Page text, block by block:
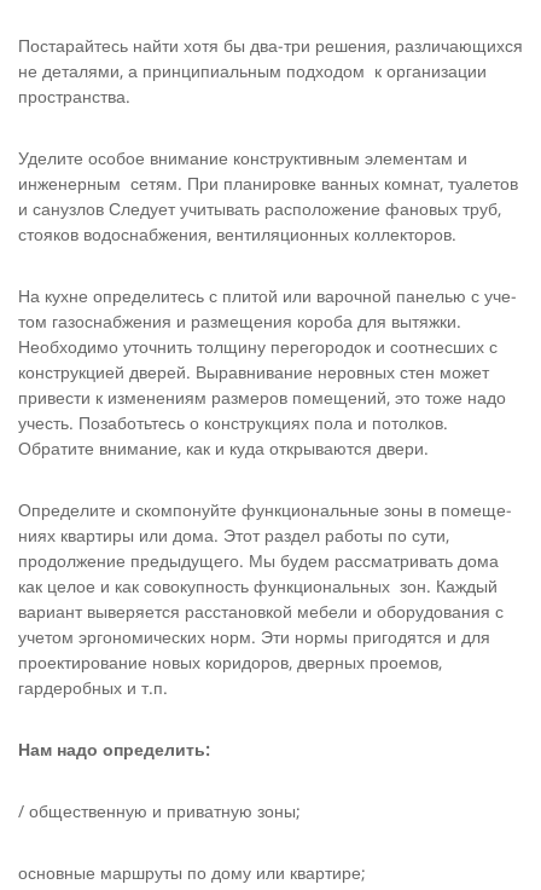
Постарайтесь найти хотя бы два-три решения, различающих­ся
не деталями, а принципиальным подходом к организации
про­странства.
Уделите особое внимание конструктивным элементам и
инжене­рным сетям. При планировке ванных комнат, туалетов
и сануз­лов Следует учитывать расположение фановых труб,
стояков водоснабжения, вентиляционных коллекторов.
На кухне определитесь с плитой или варочной панелью с уче­
том газоснабжения и размещения короба для вытяжки.
Необхо­димо уточнить толщину перегородок и соотнесших с
конструк­цией дверей. Выравнивание неровных стен может
привести к изменениям размеров помещений, это тоже надо
учесть. Позаботьтесь о конструкциях пола и потолков.
Обратите внимание, как и куда открываются двери.
Определите и скомпонуйте функциональные зоны в помеще­
ниях квартиры или дома. Этот раздел работы по сути,
продолжение предыдущего. Мы будем рассматривать дома
как це­лое и как совокупность функциональных зон. Каждый
вариант выверяется расстановкой мебели и оборудования с
учетом эргономических норм. Эти нормы пригодятся и для
проектирование новых коридоров, дверных проемов,
гардеробных и т.п.
Нам надо определить:
/ общественную и приватную зоны;
основные маршруты по дому или квартире;